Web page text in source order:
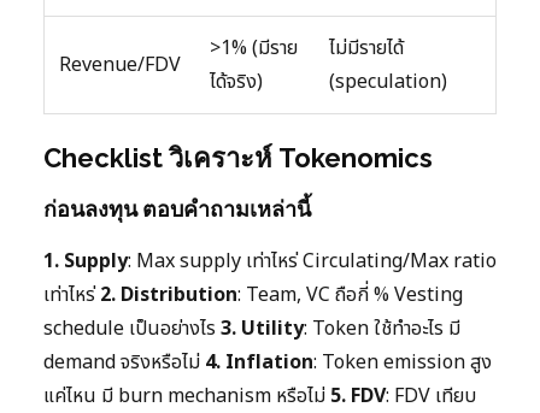
Revenue/FDV
>1% (มีราย
ได้จริง)
ไม่มีรายได้
(speculation)
Checklist วิเคราะห์ Tokenomics
ก่อนลงทุน ตอบคำถามเหล่านี้
1. Supply: Max supply เท่าไหร่ Circulating/Max ratio
เท่าไหร่2. Distribution: Team, VC ถือกี่ % Vesting
schedule เป็นอย่างไร 3. Utility: Token ใช้ทำอะไร มี
demand จริงหรือไม่ 4. Inflation: Token emission สูง
แค่ไหน มี burn mechanism หรือไม่ 5. FDV: FDV เทียบ